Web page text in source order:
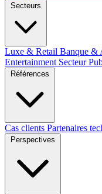
Secteurs
Luxe & Retail Banque &
Entertainment Secteur
Références
Cas clients Partenaires
Perspectives